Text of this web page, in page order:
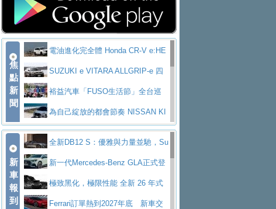
焦
點
新
聞
電油進化完全體 Honda CR-V e:HE
V PrestigeSUZUKI e VITARA ALLGRIP-e 四
驅精神的純電新詮釋
裕益汽車「FUSO生活節」全台巡
迴 結合生活體驗、交通安全與購車優惠
為自己綻放的都會節奏 NISSAN KI
CKS SAKURA為品味獨具層峰買家打造的頂級座
駕，MAZDA CX-90 33T AWD Premium Ca
ptain Seat
EV
技的座駕! Ford Territory中型油電休旅
新
車
報
到
全新DB12 S：優雅與力量並馳，Su
per Tourer的顛峰之作
新一代Mercedes-Benz GLA正式登
場 續航最高657公里、支援320kW快充
極致黑化，極限性能 全新 26 年式
DEFENDER OCTA BLACK 限量登台
Ferrari訂單熱到2027年底 新車交